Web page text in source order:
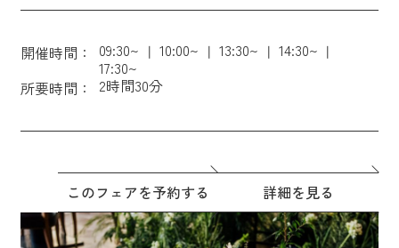
開催時間： 09:30~ 10:00~ 13:30~
14:30~
17:30~
所要時間：
2時間30分
このフェアを予約する 詳細を見る